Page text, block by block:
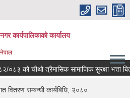
कार्यपालिकाको कार्यालय
को चौथो त्रैमासिक सामाजिक सुरक्षा भत्ता बितरण
वितरण सम्बन्धी कार्यबिधि, २०८०